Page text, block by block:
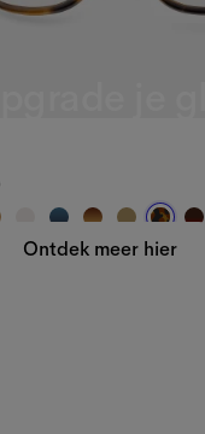
Premium glazen (
Ontdek meer hier